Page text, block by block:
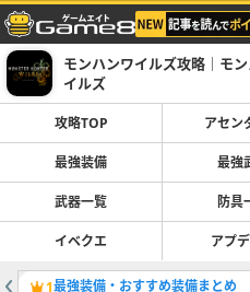
モンハンワイルズ攻略｜モ
イルズ
攻略TOP アセン
最強装備 最強
武器一覧 防具
イベクエ アプ
1最強装備・おすすめ装備まとめ